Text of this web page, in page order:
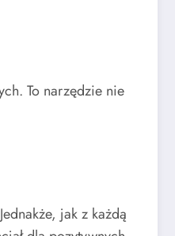
To narzędzie nie
jak z każdą